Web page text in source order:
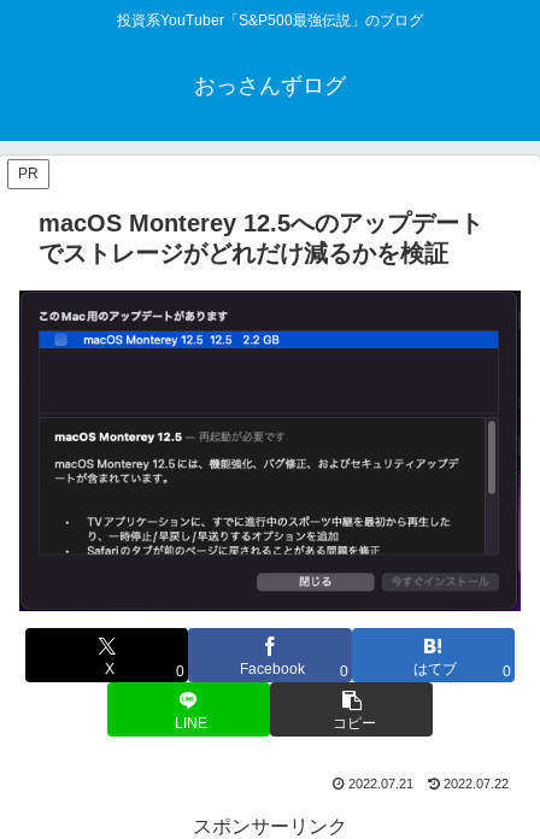
投資系YouTuber「S&P500最強伝説」のブログ
おっさんずログ
PR
macOS Monterey 12.5へのアップデート
でストレージがどれだけ減るかを検証
X 0 Facebook 0 はてブ 0
LINE コピー
2022.07.21 2022.07.22
スポンサーリンク